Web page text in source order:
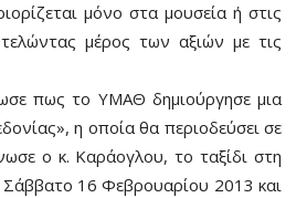
μόνο στα μουσεία ή στις
μέρος των αξιών με τις
πως το ΥΜΑΘ δημιούργησε μια
η οποία θα περιοδεύσει σε
ο κ. Καράογλου, το ταξίδι στη
Σάββατο 16 Φεβρουαρίου 2013 και